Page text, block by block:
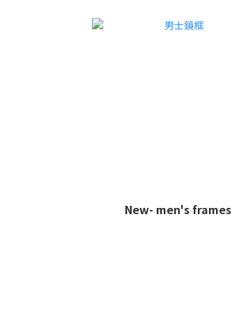
New- men's frames